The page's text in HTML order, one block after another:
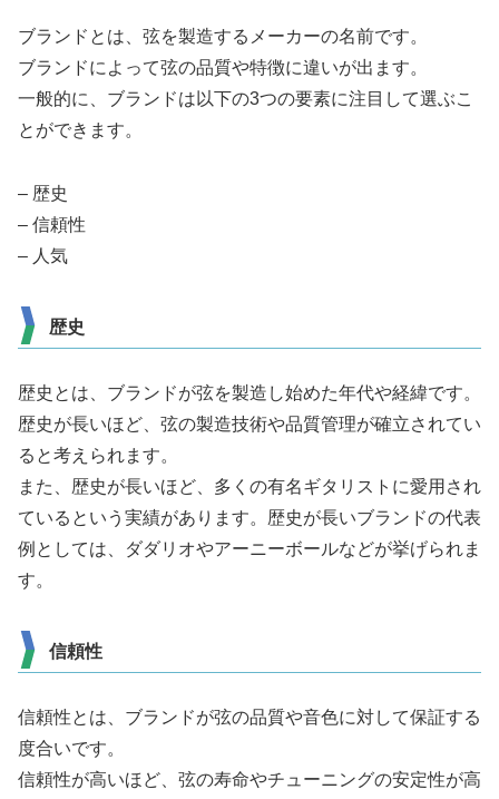
ブランドとは、弦を製造するメーカーの名前です。
ブランドによって弦の品質や特徴に違いが出ます。
一般的に、ブランドは以下の3つの要素に注目して選ぶこ
とができます。
– 歴史
– 信頼性
– 人気
歴史
歴史とは、ブランドが弦を製造し始めた年代や経緯です。
歴史が長いほど、弦の製造技術や品質管理が確立されてい
ると考えられます。
また、歴史が長いほど、多くの有名ギタリストに愛用され
ているという実績があります。歴史が長いブランドの代表
例としては、ダダリオやアーニーボールなどが挙げられま
す。
信頼性
信頼性とは、ブランドが弦の品質や音色に対して保証する
度合いです。
信頼性が高いほど、弦の寿命やチューニングの安定性が高